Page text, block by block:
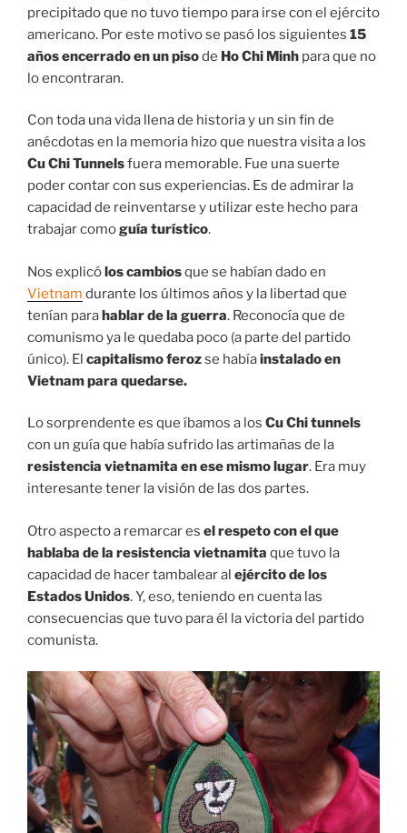
precipitado que no tuvo tiempo para irse con el ejército
americano. Por este motivo se pasó los siguientes 15
años encerrado en un pisode Ho Chi Minh para que no
lo encontraran.
Con toda una vida llena de historia y un sin fin de
anécdotas en la memoria hizo que nuestra visita a los
Cu Chi Tunnelsfuera memorable. Fue una suerte
poder contar con sus experiencias. Es de admirar la
capacidad de reinventarse y utilizar este hecho para
trabajar comoguía turístico.
Nos explicólos cambiosque se habían dado en
Vietnam durante los últimos años y la libertad que
tenían parahablar de la guerra. Reconocía que de
comunismo ya le quedaba poco (a parte del partido
único). El capitalismo ferozse habíainstalado en
Vietnam para quedarse.
Lo sorprendente es que íbamos a los Cu Chi tunnels
con un guía que había sufrido las artimañas de la
resistencia vietnamita en ese mismo lugar. Era muy
interesante tener la visión de las dos partes.
Otro aspecto a remarcar es el respeto con el que
hablaba de la resistencia vietnamita que tuvo la
capacidad de hacer tambalear al ejército de los
Estados Unidos. Y, eso, teniendo en cuenta las
consecuencias que tuvo para él la victoria del partido
comunista.